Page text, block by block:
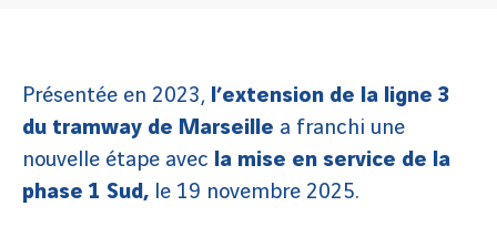
Présentée en 2023, l’extension de la ligne 3
du tramway de Marseille a franchi une
nouvelle étape avec la mise en service de la
phase 1 Sud, le 19 novembre 2025.